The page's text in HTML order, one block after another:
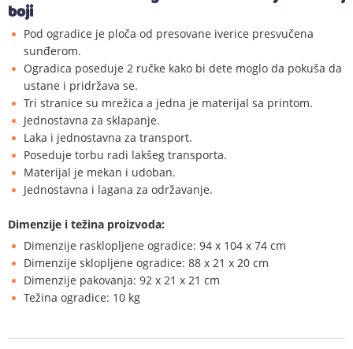
boji
Pod ogradice je ploča od presovane iverice presvučena
sunđerom.
Ogradica poseduje 2 ručke kako bi dete moglo da pokuša da
ustane i pridržava se.
Tri stranice su mrežica a jedna je materijal sa printom.
Jednostavna za sklapanje.
Laka i jednostavna za transport.
Poseduje torbu radi lakšeg transporta.
Materijal je mekan i udoban.
Jednostavna i lagana za održavanje.
Dimenzije i težina proizvoda:
Dimenzije rasklopljene ogradice: 94 x 104 x 74 cm
Dimenzije sklopljene ogradice: 88 x 21 x 20 cm
Dimenzije pakovanja: 92 x 21 x 21 cm
Težina ogradice: 10 kg